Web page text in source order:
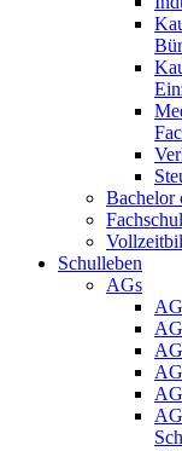
Bachelor
Schulleben
AGs